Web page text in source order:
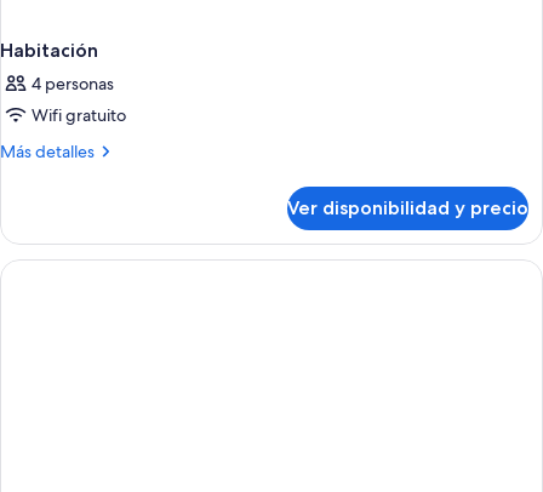
Habitación
4 personas
Wifi gratuito
Más detalles
Más
Ver disponibilidad y precio